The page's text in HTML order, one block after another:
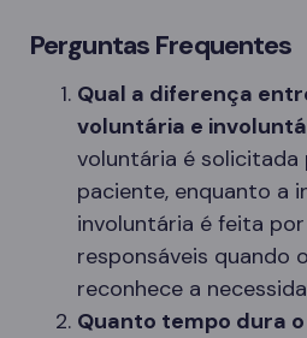
Perguntas Frequentes
Qual a diferença
voluntária e
voluntária é solicitada
paciente, enquanto a
involuntária é feita
responsáveis quando
reconhece a
Quanto tempo dura